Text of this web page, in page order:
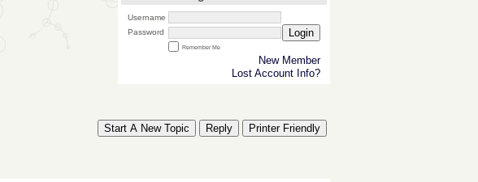
Username
Password
Login
Remember Me
New Member
Lost Account Info?
Start A New Topic Reply Printer Friendly